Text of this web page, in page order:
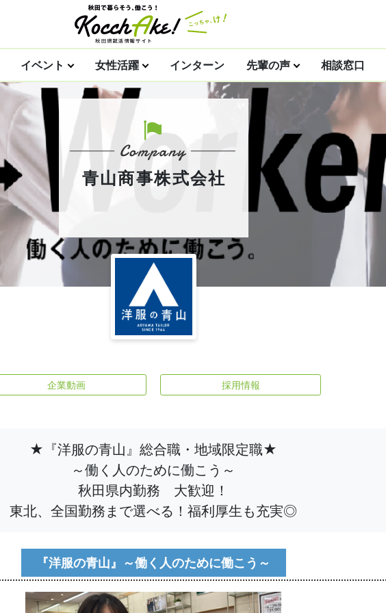
イベント 女性活躍 インターン 先輩の声 相談窓口
青山商事株式会社
企業動画 採用情報
★『洋服の青山』総合職・地域限定職★
～働く人のために働こう～
秋田県内勤務 大歓迎！
東北、全国勤務まで選べる！福利厚生も充実◎
『洋服の青山』～働く人のために働こう～